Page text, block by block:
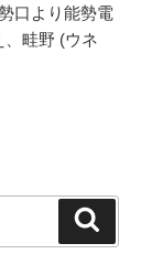
口より能勢電
畦野 (ウネ